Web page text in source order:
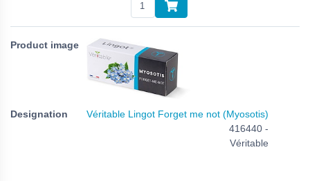
Véritable Lingot Forget me not (Myosotis)
416440 -
Véritable